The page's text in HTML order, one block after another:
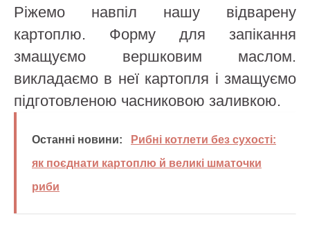
Ріжемо навпіл нашу відварену
картоплю. Форму для запікання
змащуємо вершковим маслом.
викладаємо в неї картопля і змащуємо
підготовленою часниковою заливкою.
Останні новини:
Рибні котлети без сухості:
як поєднати картоплю й великі шматочки
риби